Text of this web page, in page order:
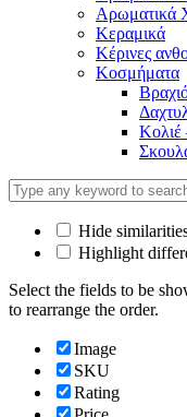
Αρωματικά
Κεραμικά
Κέρινες
Κοσμήματα
Κολιέ
Hide
Highlight
Select the fields to be
to rearrange the order.
Image
SKU
Rating